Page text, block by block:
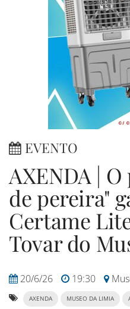
EVENTO
AXENDA |
de pereira"
Certame
Tovar do
20/6/26 19:30
AXENDA MUSEO DA LIMIA